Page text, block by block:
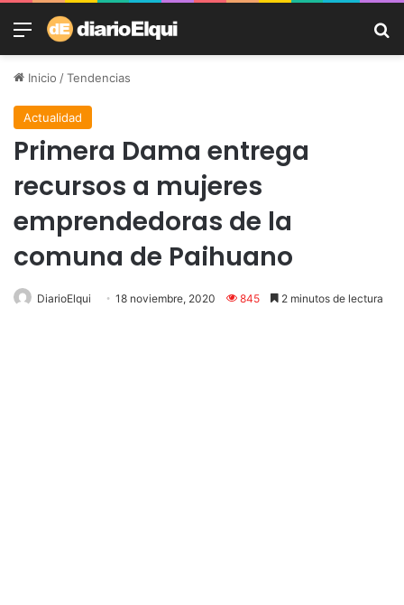
Menú
Inicio /Tendencias
Actualidad
Primera Dama entrega
recursos a mujeres
emprendedoras de la
comuna de Paihuano
DiarioElqui 18 noviembre, 2020 845 2 minutos de lectura